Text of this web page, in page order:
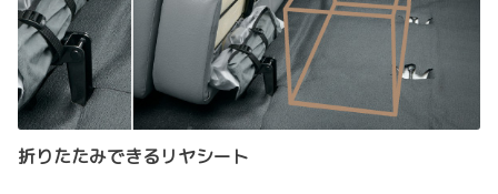
折りたたみできるリヤシート